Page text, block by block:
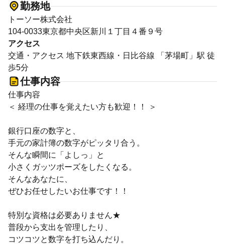
勤務地
トーソー株式会社
104-0033東京都中央区新川１丁目４番９号
アクセス
交通・アクセス 地下鉄東西線・日比谷線 「茅場町」駅 徒
歩5分
仕事内容
仕事内容
＜ 経理の仕事を覚えたい方も歓迎！！ ＞
銀行口座の数字と、
手元の家計簿の数字がピッタリ合う。
そんな瞬間に「よしっ」と
小さくガッツポーズをしたくなる。
そんなあなたに、
ぜひお任せしたいお仕事です！！
特別な資格は必要ありません★
普段から支出を管理したり、
コツコツと数字を打ち込んだり。